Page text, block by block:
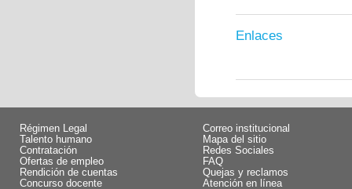
Enlaces
Régimen Legal
Talento humano
Contratación
Ofertas de empleo
Rendición de cuentas
Concurso docente
Correo institucional
Mapa del sitio
Redes Sociales
FAQ
Quejas y reclamos
Atención en línea